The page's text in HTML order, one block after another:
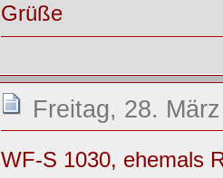
Grüße
Freitag, 28.
WF-S 1030, ehemals